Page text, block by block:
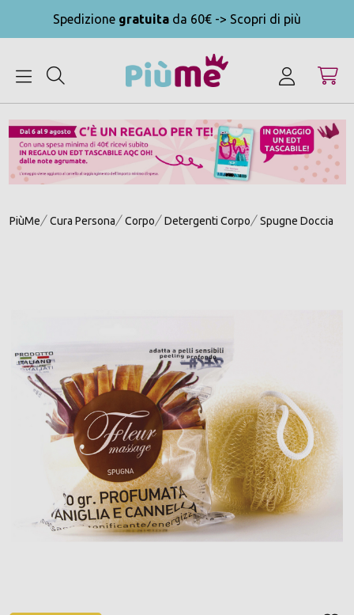
Spedizione gratuita da 60€ -> Scopri di più
PiùMe Cura Persona Corpo Detergenti Corpo Spugne Doccia